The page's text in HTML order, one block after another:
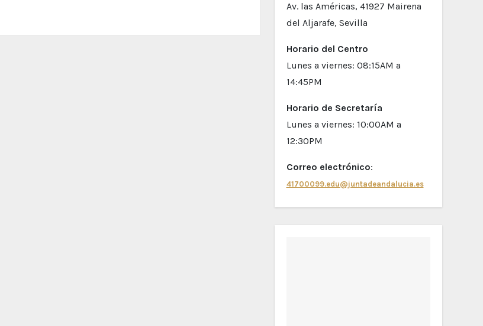
Av. las Américas, 41927 Mairena
del Aljarafe, Sevilla
Horario del Centro
Lunes a viernes: 08:15AM a
14:45PM
Horario de Secretaría
Lunes a viernes: 10:00AM a
12:30PM
Correo electrónico:
41700099.edu@juntadeandalucia.es